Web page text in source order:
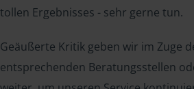
tollen Ergebnisses - sehr gerne tun.
Geäußerte Kritik geben wir im Zuge
entsprechenden Beratungsstellen